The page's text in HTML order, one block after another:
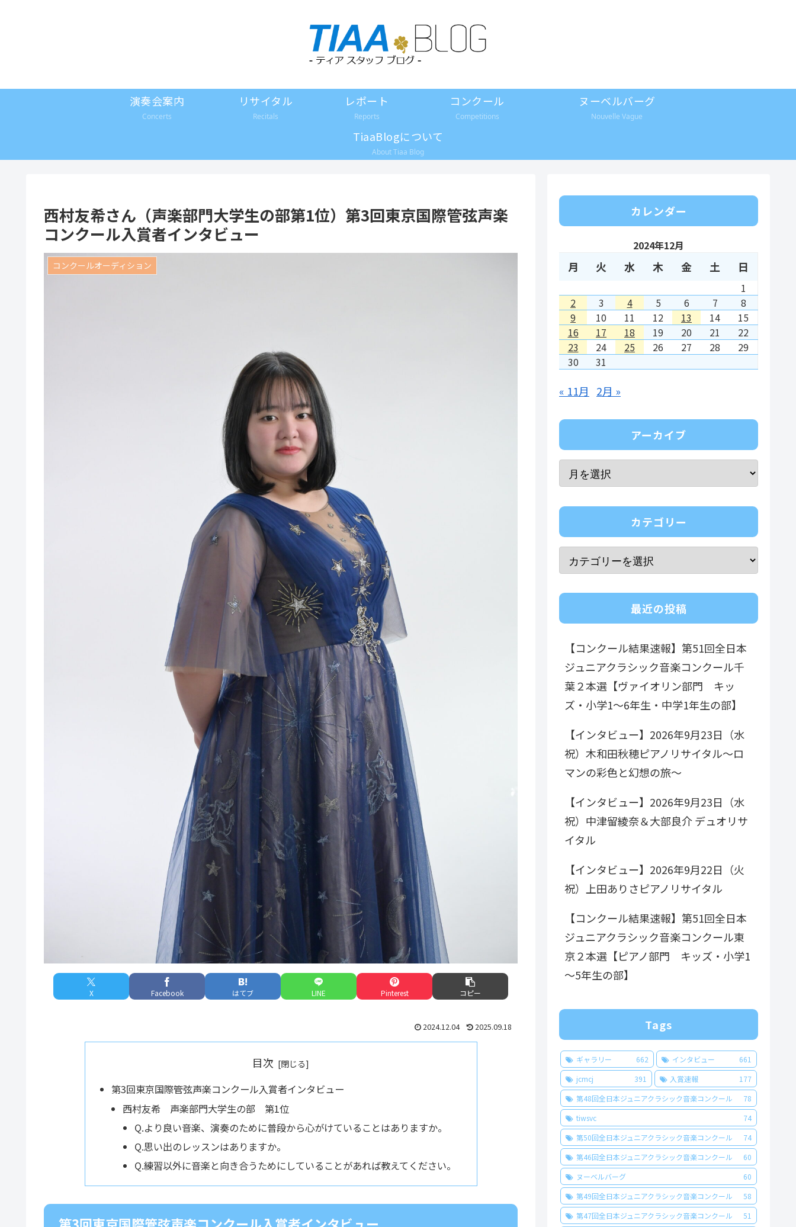
演奏会案内
Concerts
リサイタル
Recitals
レポート
Reports
コンクール
Competitions
ヌーベルバーグ
Nouvelle Vague
TiaaBlogについて
About Tiaa Blog
西村友希さん（声楽部門大学生の部第1位）第3回東京国際管弦声楽
コンクール入賞者インタビュー
コンクールオーディション
X Facebook はてブ LINE Pinterest コピー
2024.12.04 2025.09.18
目次
第3回東京国際管弦声楽コンクール入賞者インタビュー
西村友希 声楽部門大学生の部 第1位
Q.より良い音楽、演奏のために普段から心がけていることはありますか。
Q.思い出のレッスンはありますか。
Q.練習以外に音楽と向き合うためにしていることがあれば教えてください。
カレンダー
2024年12月
月 火 水 木 金 土 日
1
2
3 4 5 6 7
8
9
10 11 12 13 14
15
16
17 18 19 20 21
22
23
24 25 26 27 28
29
30
31
« 11月 2月 »
アーカイブ
カテゴリー
最近の投稿
【コンクール結果速報】第51回全日本
ジュニアクラシック音楽コンクール千
葉２本選【ヴァイオリン部門 キッ
ズ・小学1～6年生・中学1年生の部】
【インタビュー】2026年9月23日（水
祝）木和田秋穂ピアノリサイタル～ロ
マンの彩色と幻想の旅～
【インタビュー】2026年9月23日（水
祝）中津留綾奈＆大部良介 デュオリサ
イタル
【インタビュー】2026年9月22日（火
祝）上田ありさピアノリサイタル
【コンクール結果速報】第51回全日本
ジュニアクラシック音楽コンクール東
京２本選【ピアノ部門 キッズ・小学1
～5年生の部】
Tags
ギャラリー 662 インタビュー
661
jcmcj
391 入賞速報
177
第48回全日本ジュニアクラシック音楽コンクール
78
tiwsvc
74
第50回全日本ジュニアクラシック音楽コンクール
74
第46回全日本ジュニアクラシック音楽コンクール
60
ヌーベルバーグ
60
第49回全日本ジュニアクラシック音楽コンクール
58
第47回全日本ジュニアクラシック音楽コンクール
51